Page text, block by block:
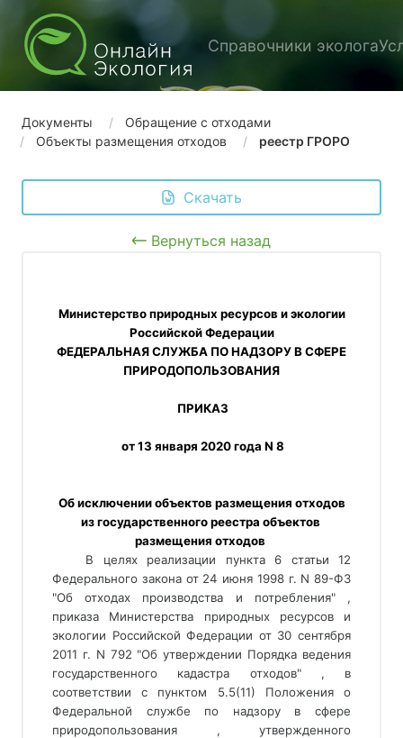
Справочники эколога
Документы
Обращение с отходами
Объекты размещения отходов
реестр ГРОРО
Скачать
Вернуться назад
Российской Федерации
ФЕДЕРАЛЬНАЯ СЛУЖБА ПО НАДЗОРУ В СФЕРЕ
ПРИРОДОПОЛЬЗОВАНИЯ
ПРИКАЗ
от 13 января 2020 года N 8
из государственного реестра объектов
размещения отходов
В целях реализации пункта 6 статьи 12
Федерального закона от 24 июня 1998 г. N 89-ФЗ
"Об отходах производства и потребления" ,
приказа Министерства природных ресурсов и
экологии Российской Федерации от 30 сентября
2011 г. N 792 "Об утверждении Порядка ведения
государственного кадастра отходов" , в
соответствии с пунктом 5.5(11) Положения о
Федеральной службе по надзору в сфере
природопользования , утвержденного